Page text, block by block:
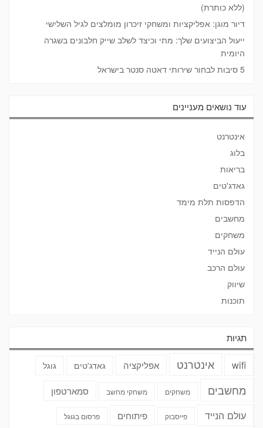
(ללא כותרת)
דיור מוגן: אפליקציות ומשחקי זיכרון מומלצים לגיל השלישי
ייעול הביצועים שלך: מתי וכיצד לשלב שייק חלבונים בשגרה
היומית
5 סיבות לבחור שירותי דאטה סנטר בישראל
עוד נושאים מעניינים
אינטרנט
בלוג
בריאות
גאדג'טים
הדפסות תלת מימד
מחשבים
משחקים
עולם הנייד
עולם הרכב
שיווק
תוכנות
תגיות
wifi אינטרנט אפליקציה גאדג'טים גוגל
מחשבים משחקים משחקי מחשב סמארטפון
עולם הנייד פייסבוק פיתוחים פרסום בגוגל